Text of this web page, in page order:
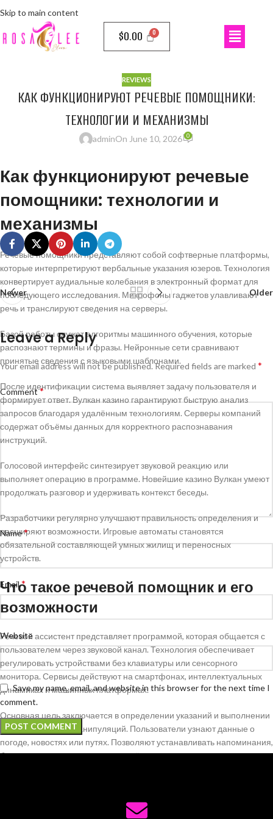
Skip to main content
$0.00
REVIEWS
КАК ФУНКЦИОНИРУЮТ РЕЧЕВЫЕ ПОМОЩНИКИ:
ТЕХНОЛОГИИ И МЕХАНИЗМЫ
adminOn June 10, 2026 0
Как функционируют речевые
помощники: технологии и
механизмы
Речевые помощники представляют собой софтверные платформы,
которые интерпретируют вербальные указания юзеров. Технология
конвертирует аудиальные колебания в электронный формат для
последующего исследования. Микрофоны гаджетов улавливают
речь и транслируют сведения на серверы.
Базой работы служат алгоритмы машинного обучения, которые
распознают термины и фразы. Нейронные сети сравнивают
принятые сведения с языковыми шаблонами.
После идентификации система выявляет задачу пользователя и
формирует ответ. Вулкан казино гарантируют быструю анализ
запросов благодаря удалённым технологиям. Серверы компаний
содержат объёмы данных для корректного распознавания
инструкций.
Голосовой интерфейс синтезирует звуковой реакцию или
выполняет операцию в программе. Новейшие казино Вулкан умеют
продолжать разговор и удерживать контекст беседы.
Разработчики регулярно улучшают правильность определения и
расширяют возможности. Игровые автоматы становятся
обязательной составляющей умных жилищ и переносных
устройств.
Что такое речевой помощник и его
возможности
Речевой ассистент представляет программой, которая общается с
пользователем через звуковой канал. Технология обеспечивает
регулировать устройствами без клавиатуры или сенсорного
монитора. Сервисы действуют на смартфонах, интеллектуальных
динамиках и машинных платформах.
Основная цель заключается в определении указаний и выполнении
соответствующих манипуляций. Пользователи узнают данные о
погоде, новостях или путях. Позволяют устанавливать напоминания,
будильники и управлять календарём.
и отправлять сообщения. Могут транслировать предложения на
Newer Older
Leave a Reply
Your email address will not be published.Required fields are marked *
Comment*
Name*
Email*
Website
Save my name, email, and website in this browser for the next time I
comment.